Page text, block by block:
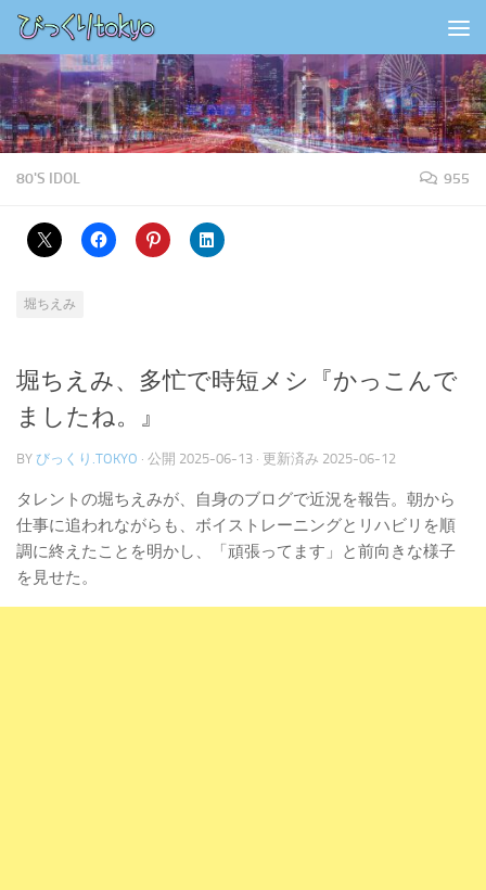
コンテンツの下
80'S IDOL 955
堀ちえみ
堀ちえみ、多忙で時短メシ『かっこんで
ましたね。』
BY びっくり.TOKYO · 公開 2025-06-13 · 更新済み 2025-06-12
タレントの堀ちえみが、自身のブログで近況を報告。朝から
仕事に追われながらも、ボイストレーニングとリハビリを順
調に終えたことを明かし、「頑張ってます」と前向きな様子
を見せた。